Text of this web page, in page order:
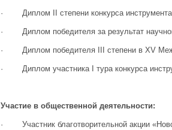
· Диплом II степени конкурса
· Диплом победителя за результат
· Диплом победителя III степени в XV
· Диплом участника I тура конкурса
Участие в общественной деятельности:
· Участник благотворительной акции